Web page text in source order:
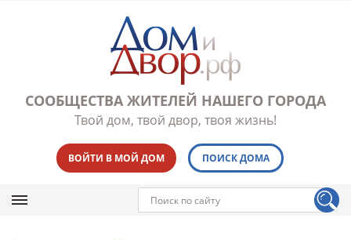
СООБЩЕСТВА ЖИТЕЛЕЙ НАШЕГО ГОРОДА
Твой дом, твой двор, твоя жизнь!
ВОЙТИ В МОЙ ДОМ ПОИСК ДОМА